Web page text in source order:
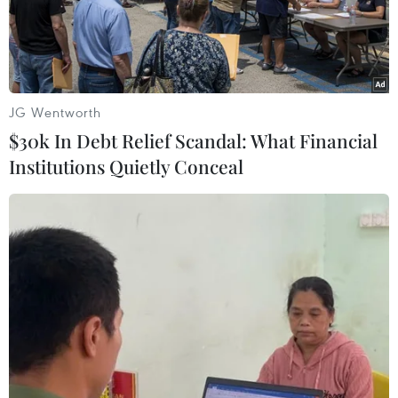
huống, Đại sứ Vũ Hồ đề nghị nâng cao nhận
thức của công chúng về phòng, chống dịch bệnh
thông qua các hình thức tuyên truyền đa dạng
và phù hợp với từng nhóm đối tượng.
Đại sứ cũng đề nghị các Quan chức y tế ASEAN
tích cực thảo luận và tham vấn, thúc đẩy sớm
thành lập và đưa Trung tâm ASEAN ứng phó với
bệnh mới nổi vào hoạt động, hỗ trợ ASEAN
nâng cao năng lực dự phòng, kiểm soát và ứng
phó với các tình huống y tế khẩn cấp.
Về tiến trình xây dựng Cộng đồng ASEAN, Đại
sứ Vũ Hồ tái khẳng định sự ủng hộ của Việt
Nam đối với các ưu tiên của Chủ tịch
JG Wentworth
$30k In Debt Relief Scandal: What Financial
Institutions Quietly Conceal